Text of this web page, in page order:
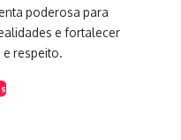
poderosa para
e fortalecer
e respeito.